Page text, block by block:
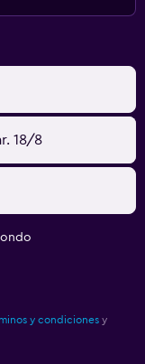
18/8
y condiciones y